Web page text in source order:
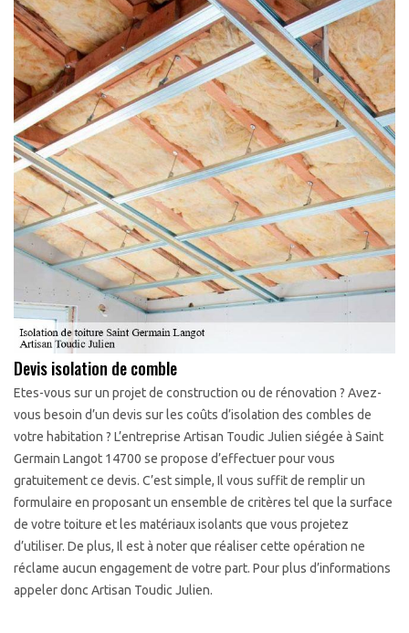
Devis isolation de comble
Etes-vous sur un projet de construction ou de rénovation ? Avez-
vous besoin d’un devis sur les coûts d’isolation des combles de
votre habitation ? L’entreprise Artisan Toudic Julien siégée à Saint
Germain Langot 14700 se propose d’effectuer pour vous
gratuitement ce devis. C’est simple, Il vous suffit de remplir un
formulaire en proposant un ensemble de critères tel que la surface
de votre toiture et les matériaux isolants que vous projetez
d’utiliser. De plus, Il est à noter que réaliser cette opération ne
réclame aucun engagement de votre part. Pour plus d’informations
appeler donc Artisan Toudic Julien.